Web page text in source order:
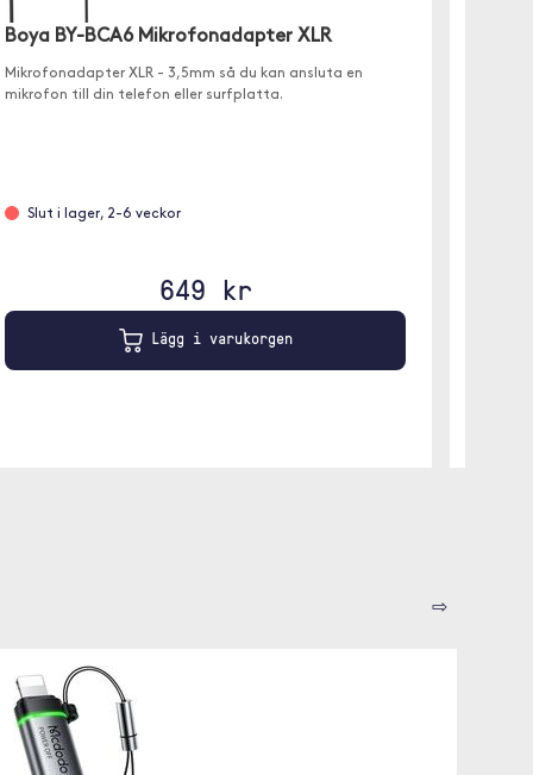
Boya BY-BCA6 Mikrofonadapter XLR
Mikrofonadapter XLR - 3,5mm så du kan ansluta en
mikrofon till din telefon eller surfplatta.
Slut i lager, 2-6 veckor
649 kr
Lägg i varukorgen
⇨